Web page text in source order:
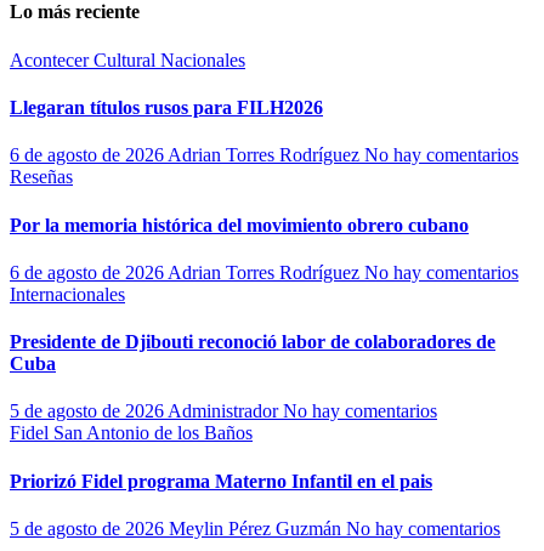
Lo más reciente
Acontecer Cultural Nacionales
Llegaran títulos rusos para FILH2026
6 de agosto de 2026 Adrian Torres Rodríguez No hay comentarios
Reseñas
Por la memoria histórica del movimiento obrero cubano
6 de agosto de 2026 Adrian Torres Rodríguez No hay comentarios
Internacionales
Presidente de Djibouti reconoció labor de colaboradores de
Cuba
5 de agosto de 2026 AdministradorNo hay comentarios
Fidel San Antonio de los Baños
Priorizó Fidel programa Materno Infantil en el pais
5 de agosto de 2026 Meylin Pérez Guzmán No hay comentarios